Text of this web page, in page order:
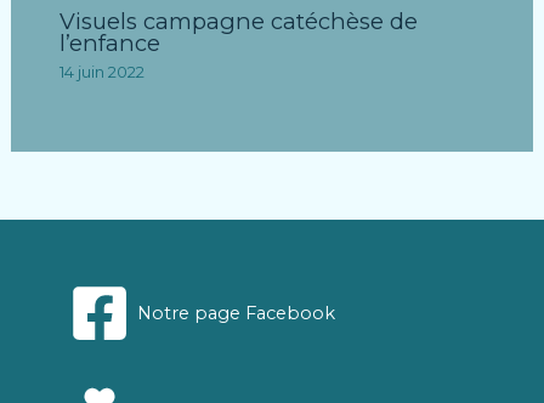
Visuels campagne catéchèse de
l’enfance
14 juin 2022
Notre page Facebook